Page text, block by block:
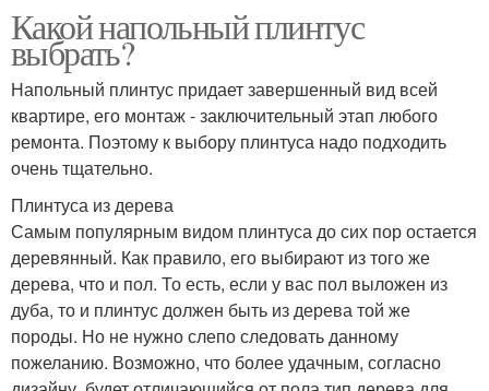
Какой напольный плинтус
выбрать?
Напольный плинтус придает завершенный вид всей
квартире, его монтаж - заключительный этап любого
ремонта. Поэтому к выбору плинтуса надо подходить
очень тщательно.
Плинтуса из дерева
Самым популярным видом плинтуса до сих пор остается
деревянный. Как правило, его выбирают из того же
дерева, что и пол. То есть, если у вас пол выложен из
дуба, то и плинтус должен быть из дерева той же
породы. Но не нужно слепо следовать данному
пожеланию. Возможно, что более удачным, согласно